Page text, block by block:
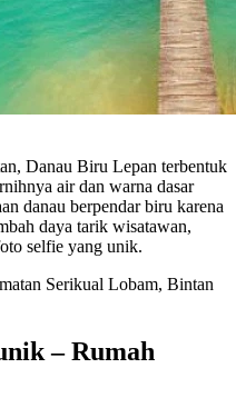
Danau Biru Lepan terbentuk
air dan warna dasar
danau berpendar biru karena
daya tarik wisatawan,
selfie yang unik.
Serikual Lobam, Bintan
– Rumah